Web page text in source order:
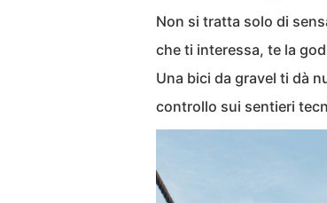
Non si tratta solo di
che ti interessa, te la
Una bici da gravel ti dà
controllo sui sentieri